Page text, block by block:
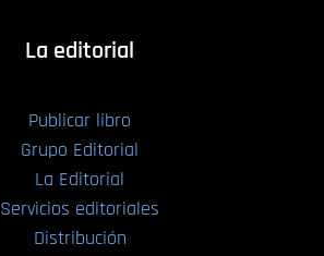
La editorial
Publicar libro
Grupo Editorial
La Editorial
Servicios editoriales
Distribución